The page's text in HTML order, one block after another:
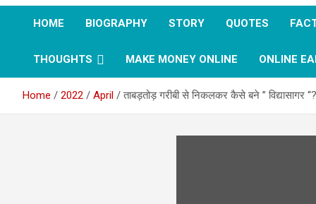
HOME BIOGRAPHY STORY QUOTES
THOUGHTS MAKE MONEY ONLINE ONLINE
Home 2022 April ताबड़तोड़ गरीबी से निकलकर कैसे बने ” विद्यासागर